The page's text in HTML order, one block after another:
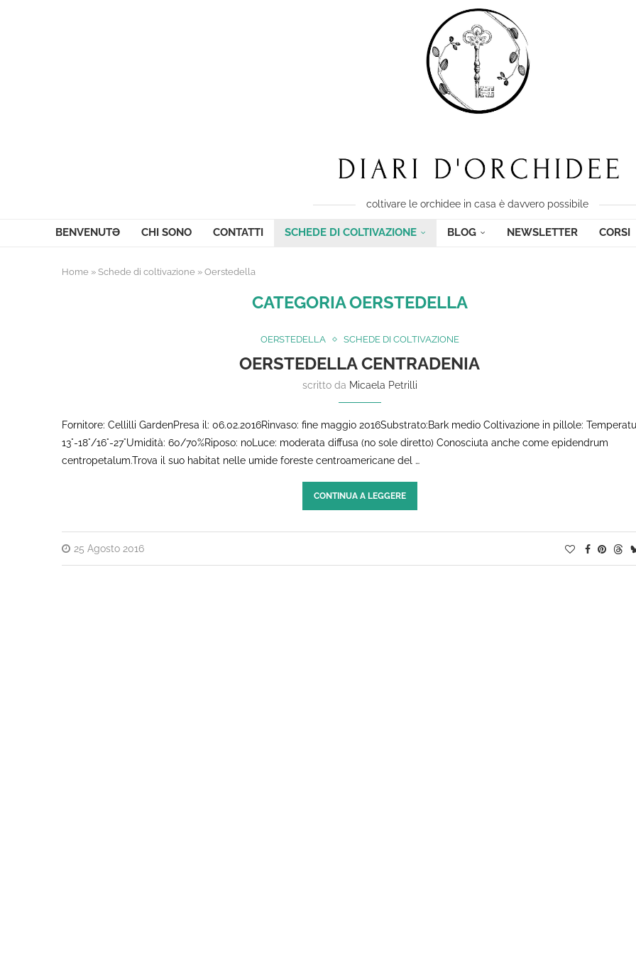
coltivare le orchidee in casa è davvero possibile
BENVENUTƏ CHI SONO CONTATTI SCHEDE DI COLTIVAZIONE BLOG NEWSLETTER CORSI
Home » Schede di coltivazione » Oerstedella
CATEGORIAOERSTEDELLA
OERSTEDELLA SCHEDE DI COLTIVAZIONE
OERSTEDELLA CENTRADENIA
scritto da Micaela Petrilli
Fornitore: Cellilli GardenPresa il: 06.02.2016Rinvaso: fine maggio 2016Substrato:Bark medio Coltivazione in pillole:
13°-18°/16°-27°Umidità: 60/70%Riposo: noLuce: moderata diffusa (no sole diretto) Conosciuta anche come epidendrum
centropetalum.Trova il suo habitat nelle umide foreste centroamericane del …
CONTINUA A LEGGERE
25 Agosto 2016